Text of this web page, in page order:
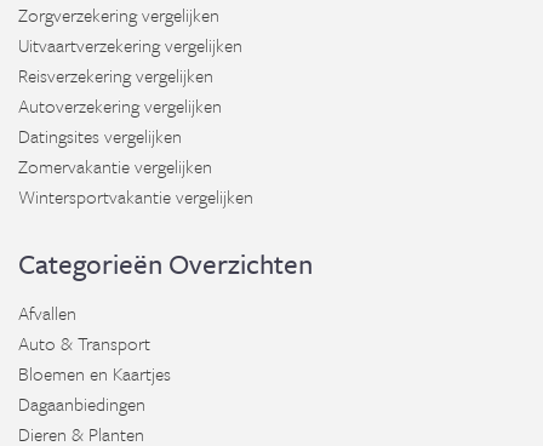
Zorgverzekering vergelijken
Uitvaartverzekering vergelijken
Reisverzekering vergelijken
Autoverzekering vergelijken
Datingsites vergelijken
Zomervakantie vergelijken
Wintersportvakantie vergelijken
Categorieën Overzichten
Afvallen
Auto & Transport
Bloemen en Kaartjes
Dagaanbiedingen
Dieren & Planten